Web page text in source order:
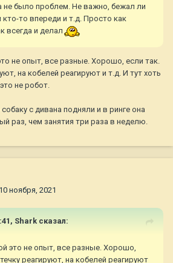
не было проблем. Не важно, бежал ли
кто-то впереди и т.д. Просто как
всегда и делал
не опыт, все разные. Хорошо, если так.
на кобелей реагируют и т.д. И тут хоть
не робот.
с дивана подняли и в ринге она
раз, чем занятия три раза в неделю.
10 ноября, 2021
Shark сказал:
это не опыт, все разные. Хорошо,
реагируют, на кобелей реагируют